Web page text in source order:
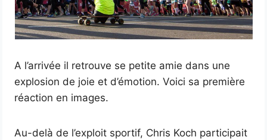
A l’arrivée il retrouve se petite amie dans une
explosion de joie et d’émotion. Voici sa première
réaction en images.
Au-delà de l’exploit sportif, Chris Koch participait